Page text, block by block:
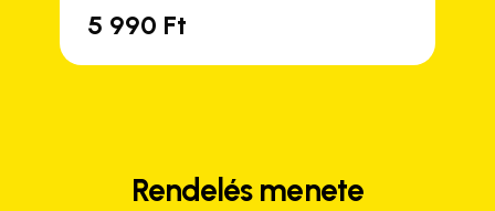
5 990 Ft
Rendelés menete